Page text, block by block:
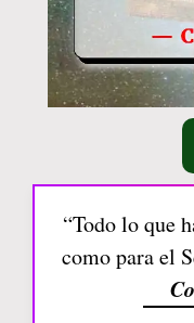
“Todo lo que
como para el